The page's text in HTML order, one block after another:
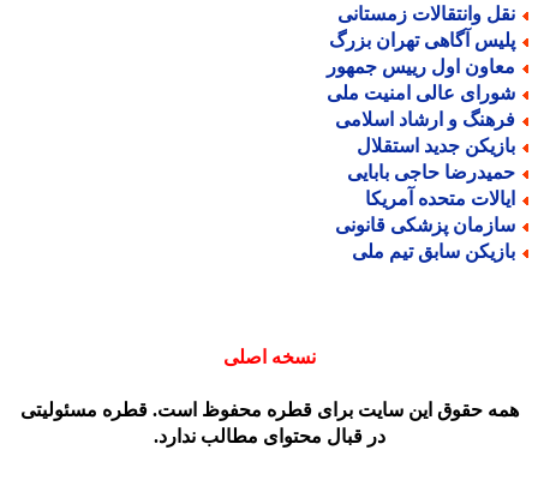
وانتقالات زمستانی
آگاهی تهران بزرگ
اول رییس جمهور
عالی امنیت ملی
و ارشاد اسلامی
جدید استقلال
حاجی بابایی
متحده آمریکا
پزشکی قانونی
سابق تیم ملی
نسخه اصلی
حقوق این سایت برای قطره محفوظ است. قطره مسئولیتی
در قبال محتوای مطالب ندارد.